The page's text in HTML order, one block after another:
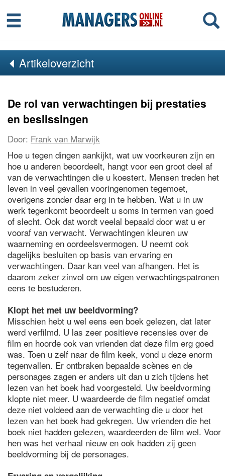
Menu
Artikeloverzicht
De rol van verwachtingen bij prestaties
en beslissingen
Door: Frank van Marwijk
Hoe u tegen dingen aankijkt, wat uw voorkeuren zijn en
hoe u anderen beoordeelt, hangt voor een groot deel af
van de verwachtingen die u koestert. Mensen treden het
leven in veel gevallen vooringenomen tegemoet,
overigens zonder daar erg in te hebben. Wat u in uw
werk tegenkomt beoordeelt u soms in termen van goed
of slecht. Ook dat wordt veelal bepaald door wat u er
vooraf van verwacht. Verwachtingen kleuren uw
waarneming en oordeelsvermogen. U neemt ook
dagelijks besluiten op basis van ervaring en
verwachtingen. Daar kan veel van afhangen. Het is
daarom zeker zinvol om uw eigen verwachtingspatronen
eens te bestuderen.
Klopt het met uw beeldvorming?
Misschien hebt u wel eens een boek gelezen, dat later
werd verfilmd. U las zeer positieve recensies over de
film en hoorde ook van vrienden dat deze film erg goed
was. Toen u zelf naar de film keek, vond u deze enorm
tegenvallen. Er ontbraken bepaalde scènes en de
personages zagen er anders uit dan u zich tijdens het
lezen van het boek had voorgesteld. Uw beeldvorming
klopte niet meer. U waardeerde de film negatief omdat
deze niet voldeed aan de verwachting die u door het
lezen van het boek had gekregen. Uw vrienden die het
boek niet hadden gelezen, waardeerden de film wel. Voor
hen was het verhaal nieuw en ook hadden zij geen
beeldvorming bij de personages.